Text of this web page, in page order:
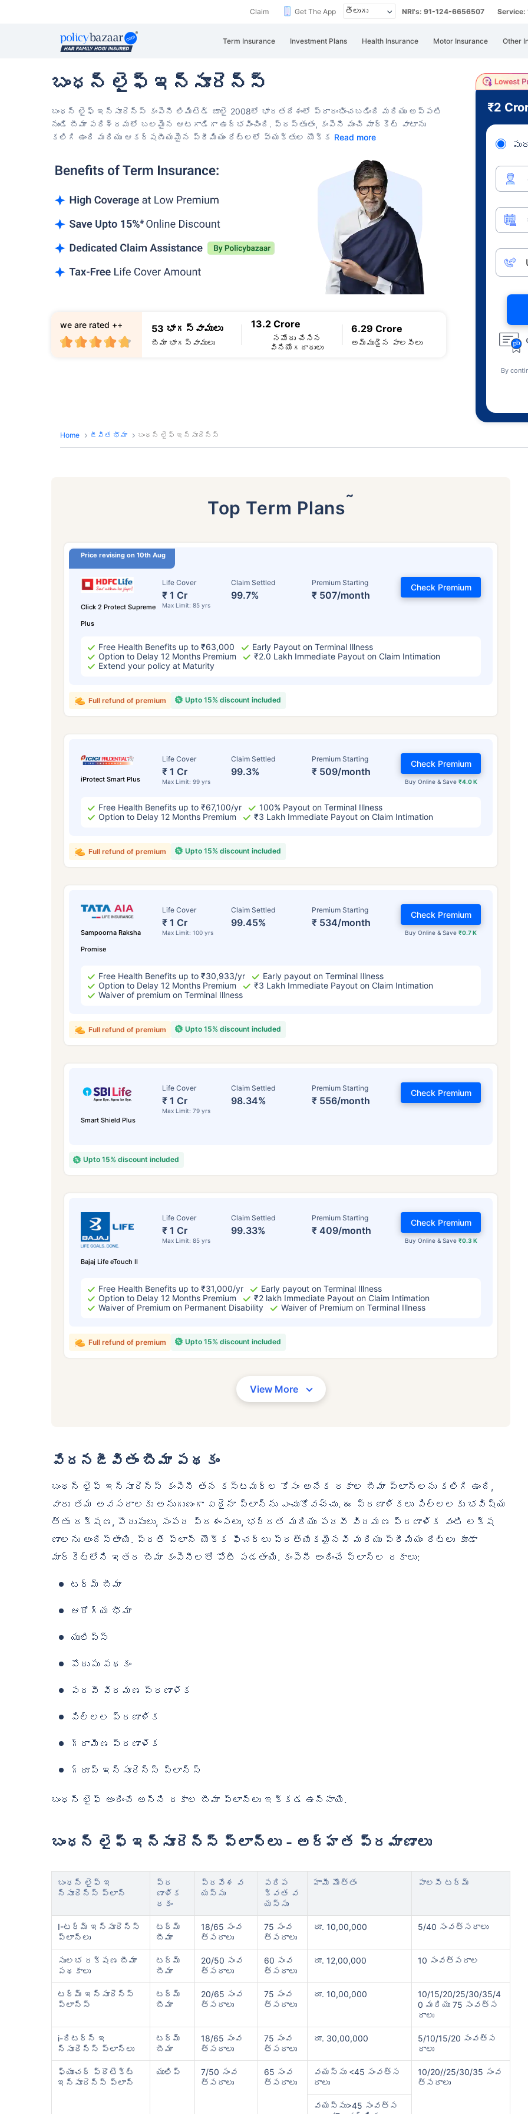
Claim Get The App NRI's: 91-124-6656507
Term Insurance Investment Plans Health Insurance Motor Insurance Other
బంధన్ లైఫ్ ఇన్సూరెన్స్
బంధన్ లైఫ్ ఇన్సూరెన్స్ కంపెనీ లిమిటెడ్ జూలై 2008లో భారతదేశంలో ప్రారంభించబడింది మరియు అప్పటి
నుండి బీమా పరిశ్రమలో బలమైన ఆటగాడిగా ఉద్భవించింది. ప్రస్తుతం, కంపెనీ మంచి మార్కెట్ వాటాను
కలిగి ఉంది మరియు ఆకర్షణీయమైన ప్రీమియం రేట్లలో వ్యక్తుల యొక్క Read more
53 భాగస్వాములు
బీమా భాగస్వాములు
13.2 Crore
నమోదు చేసిన
వినియోగదారులు
6.29 Crore
అమ్ముడైన పాలసీలు
we are rated ++
₹2
By
Home జీవిత భీమా బంధన్ లైఫ్ ఇన్సూరెన్స్
Top Term Plans˜
Price revising on 10th Aug
Click 2 Protect Supreme
Plus
Life Cover
₹ 1 Cr
Max Limit: 85 yrs
Claim Settled
99.7%
Premium Starting
₹ 507/month
Check Premium
Free Health Benefits up to ₹63,000
Early Payout on Terminal Illness
Option to Delay 12 Months Premium
₹2.0 Lakh Immediate Payout on Claim Intimation
Extend your policy at Maturity
Upto 15% discount included
Full refund of premium
iProtect Smart Plus
Life Cover
₹ 1 Cr
Max Limit: 99 yrs
Claim Settled
99.3%
Premium Starting
₹ 509/month
Buy Online & Save ₹4.0 K
Check Premium
Free Health Benefits up to ₹67,100/yr
100% Payout on Terminal Illness
Option to Delay 12 Months Premium
₹3 Lakh Immediate Payout on Claim Intimation
Upto 15% discount included
Full refund of premium
Sampoorna Raksha
Promise
Life Cover
₹ 1 Cr
Max Limit: 100 yrs
Claim Settled
99.45%
Premium Starting
₹ 534/month
Buy Online & Save₹0.7 K
Check Premium
Free Health Benefits up to ₹30,933/yr
Early payout on Terminal Illness
Option to Delay 12 Months Premium
₹3 Lakh Immediate Payout on Claim Intimation
Waiver of premium on Terminal Illness
Upto 15% discount included
Full refund of premium
Smart Shield Plus
Life Cover
₹ 1 Cr
Max Limit: 79 yrs
Claim Settled
98.34%
Premium Starting
₹ 556/month
Check Premium
Upto 15% discount included
Bajaj Life eTouch II
Life Cover
₹ 1 Cr
Max Limit: 85 yrs
Claim Settled
99.33%
Premium Starting
₹ 409/month
Buy Online & Save ₹0.3 K
Check Premium
Free Health Benefits up to ₹31,000/yr
Early payout on Terminal Illness
Option to Delay 12 Months Premium
₹2 lakh Immediate Payout on Claim Intimation
Waiver of Premium on Permanent Disability
Waiver of Premium on Terminal Illness
Upto 15% discount included
Full refund of premium
View More
వేదనజీవితం బీమా పథకం
బంధన్ లైఫ్ ఇన్సూరెన్స్ కంపెనీ తన కస్టమర్ల కోసం అనేక రకాల బీమా ప్లాన్‌లను కలిగి ఉంది,
వారు తమ అవసరాలకు అనుగుణంగా ఏదైనా ప్లాన్‌ను ఎంచుకోవచ్చు. ఈ ప్రణాళికలు పిల్లలకు భవిష్య
త్తు రక్షణ, పొదుపులు, సంపద ప్రశంసలు, భద్రత మరియు పదవీ విరమణ ప్రణాళిక వంటి లక్ష
ణాలను అందిస్తాయి. ప్రతి ప్లాన్ యొక్క ఫీచర్లు ప్రత్యేకమైనవి మరియు ప్రీమియం రేట్లు కూడా
మార్కెట్‌లోని ఇతర బీమా కంపెనీలతో పోటీ పడతాయి. కంపెనీ అందించే ప్లాన్‌ల రకాలు:
టర్మ్ బీమా
ఆరోగ్య భీమా
యులిప్స్
పొదుపు పథకం
పదవీ విరమణ ప్రణాళిక
పిల్లల ప్రణాళిక
గ్రామీణ ప్రణాళిక
గ్రూప్ ఇన్సూరెన్స్ ప్లాన్స్
బంధన్ లైఫ్ అందించే అన్ని రకాల బీమా ప్లాన్‌లు ఇక్కడ ఉన్నాయి.
బంధన్ లైఫ్ ఇన్సూరెన్స్ ప్లాన్‌లు - అర్హత ప్రమాణాలు
బంధన్ లైఫ్ ఇ
న్సూరెన్స్ ప్లాన్
ప్ర
ణాళిక
రకం
ప్రవేశ వ
యస్సు
పరిప
క్వత వ
యస్సు
హామీ మొత్తం పాలసీ టర్మ్
I-టర్మ్ ఇన్సూరెన్స్
ప్లాన్‌లు
టర్మ్
బీమా
18/65 సంవ
త్సరాలు
75 సంవ
త్సరాలు
రూ. 10,00,000 5/40 సంవత్సరాలు
సులభ రక్షణ బీమా
పథకాలు
టర్మ్
బీమా
20/50 సంవ
త్సరాలు
60 సంవ
త్సరాలు
రూ. 12,00,000 10 సంవత్సరాల
టర్మ్ ఇన్సూరెన్స్
ప్లాన్స్
టర్మ్
బీమా
20/65 సంవ
త్సరాలు
75 సంవ
త్సరాలు
రూ. 10,00,000
10/15/20/25/30/35/4
0 మరియు 75 సంవత్స
రాలు
i-రిటర్న్ ఇ
న్సూరెన్స్ ప్లాన్‌లు
టర్మ్
బీమా
18/65 సంవ
త్సరాలు
75 సంవ
త్సరాలు
రూ. 30,00,000
5/10/15/20 సంవత్స
రాలు
ఫ్యూచర్ ప్రొటెక్ట్
ఇన్సూరెన్స్ ప్లాన్
యులిప్
7/50 సంవ
త్సరాలు
65 సంవ
త్సరాలు
వయస్సు <45 సంవత్స
రాలు
10/20//25/30/35 సంవ
త్సరాలు
వయస్సు>45 సంవత్స
వయసు టర్మ్ ఇన్సూరెన్స్
ప్రభావితం చేస్తుంది
₹ 434/నెల
మీ కుటుంబం యొక్క భద్రత కేవలం ఒక అడుగు దూరంలో ఉంది
ప్రారంభ ధర — పొగాకు తాగని, ముందే ఉన్న వ్యాధులు లేని వ్యక్తికి, 56 సంవత్సరాల వయసు వరకు కవరేజ్.